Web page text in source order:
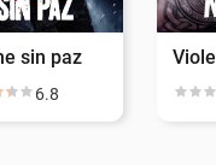
sin paz
6.8